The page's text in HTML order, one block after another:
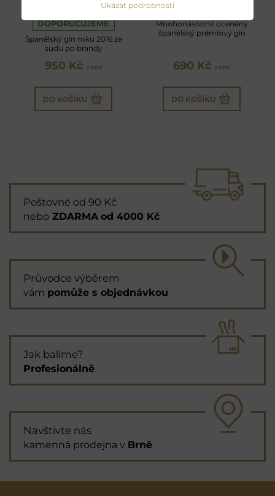
Level Gin Reserve
DOPORUČUJEME
Španělský gin roku 2016 ze
sudu po brandy
950 Kč s DPH
DO KOŠÍKU
Level Gin Premium
Mnohonásobně oceněný
španělský prémiový gin
690 Kč s DPH
DO KOŠÍKU
Poštovné od 90 Kč
nebo ZDARMA od 4000 Kč
Průvodce výběrem
vám pomůže s objednávkou
Jak balíme?
Profesionálně
Navštivte nás
kamenná prodejna v Brně
Ukázat podrobnosti